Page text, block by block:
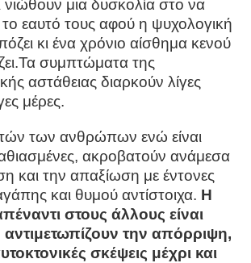
μια δυσκολία στο να
εαυτό τους αφού η ψυχολογική
κι ένα χρόνιο αίσθημα κενού
Τα συμπτώματα της
αστάθειας διαρκούν λίγες
μέρες.
των ανθρώπων ενώ είναι
ακροβατούν ανάμεσα
και την απαξίωση με έντονες
και θυμού αντίστοιχα. Η
στους άλλους είναι
αντιμετωπίζουν την απόρριψη,
σκέψεις μέχρι και